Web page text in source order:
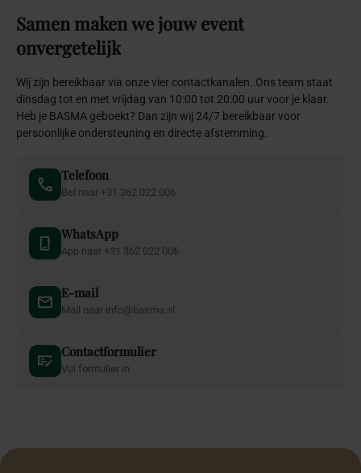
Samen makenwejouw event
onvergetelijk
Wij zijn bereikbaar via onze vier contactkanalen. Ons team staat
dinsdag tot en met vrijdag van 10:00 tot 20:00 uur voor je klaar.
Heb je BASMA geboekt? Dan zijn wij 24/7 bereikbaar voor
persoonlijke ondersteuning en directe afstemming.
Telefoon
Bel naar +31 362 022 006
WhatsApp
App naar +31 362 022 006
E-mail
Mail naar info@basma.nl
Contactformulier
Vul formulier in